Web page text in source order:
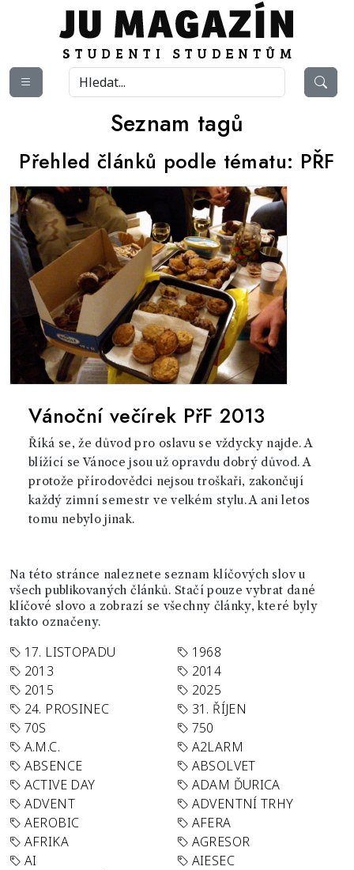
Seznam tagů
Přehled článků podle tématu: PŘF
Vánoční večírek PřF 2013
Říká se, že důvod pro oslavu se vždycky najde. A
blížící se Vánoce jsou už opravdu dobrý důvod. A
protože přírodovědci nejsou troškaři, zakončují
každý zimní semestr ve velkém stylu. A ani letos
tomu nebylo jinak.
Na této stránce naleznete seznam klíčových slov u
všech publikovaných článků. Stačí pouze vybrat dané
klíčové slovo a zobrazí se všechny články, které byly
takto označeny.
17. LISTOPADU
1968
2013
2014
2015
2025
24. PROSINEC
31. ŘÍJEN
70S
750
A.M.C.
A2LARM
ABSENCE
ABSOLVET
ACTIVE DAY
ADAM ĎURICA
ADVENT
ADVENTNÍ TRHY
AEROBIC
AFERA
AFRIKA
AGRESOR
AI
AIESEC